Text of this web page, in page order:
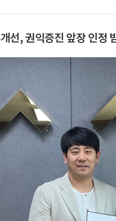
선, 권익증진 앞장 인정